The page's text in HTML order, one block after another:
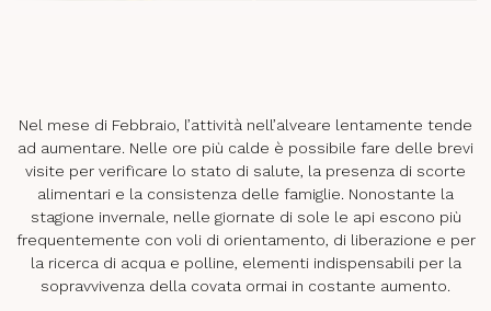
Nel mese di Febbraio, l’attività nell’alveare lentamente tende
ad aumentare. Nelle ore più calde è possibile fare delle brevi
visite per verificare lo stato di salute, la presenza di scorte
alimentari e la consistenza delle famiglie. Nonostante la
stagione invernale, nelle giornate di sole le api escono più
frequentemente con voli di orientamento, di liberazione e per
la ricerca di acqua e polline, elementi indispensabili per la
sopravvivenza della covata ormai in costante aumento.